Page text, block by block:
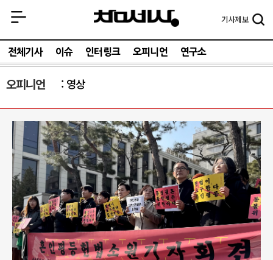
기사제보
전체기사 이슈 인터링크 오피니언 연구소
오피니언 영상